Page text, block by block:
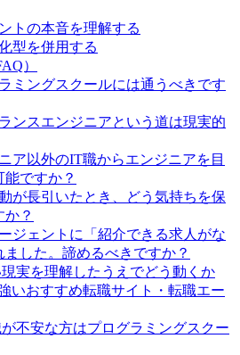
トの本音を理解する
型を併用する
）
ミングスクールには通うべきです
ンスエンジニアという道は現実的
ア以外のIT職からエンジニアを目
ですか？
が長引いたとき、どう気持ちを保
？
ジェントに「紹介できる求人がな
ました。諦めるべきですか？
実を理解したうえでどう動くか
いおすすめ転職サイト・転職エー
不安な方はプログラミングスクー